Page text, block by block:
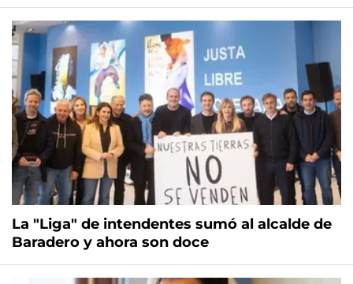
La "Liga" de intendentes sumó al alcalde de
Baradero y ahora son doce